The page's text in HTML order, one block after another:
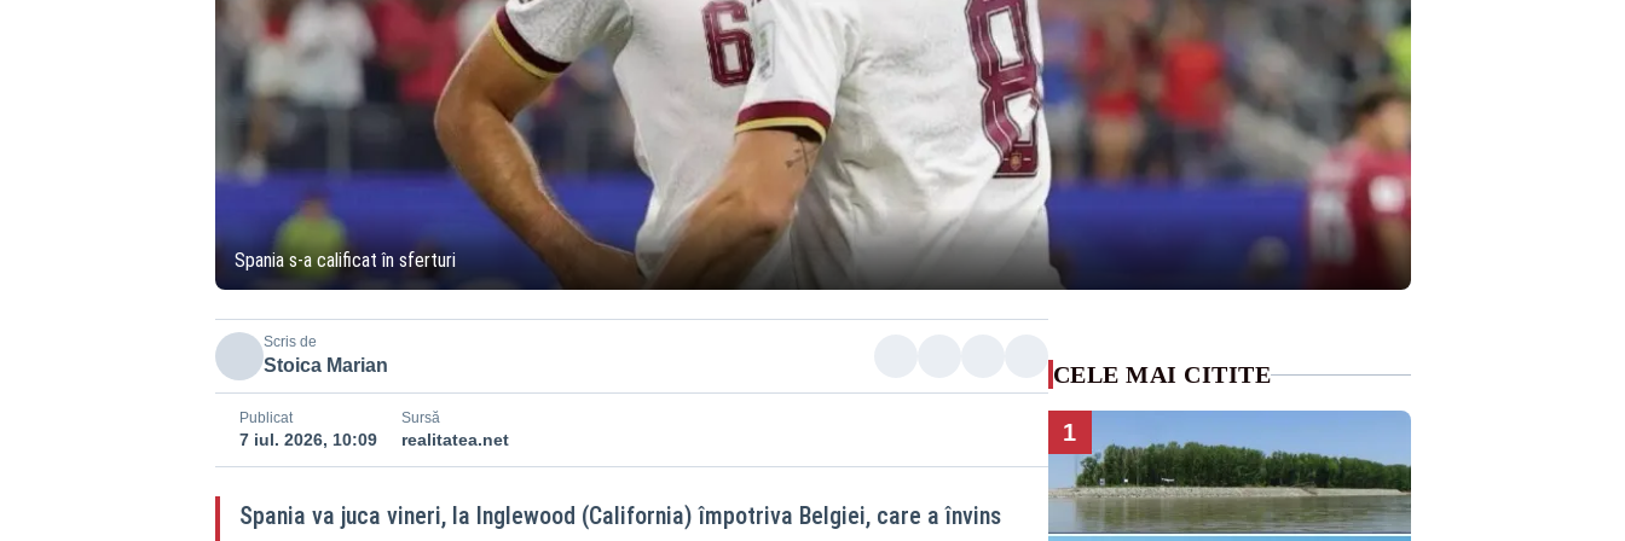
Spania s-a calificat în sferturi
Scris de
Stoica Marian
Publicat
7 iul. 2026, 10:09
Sursă
realitatea.net
Spania va juca vineri, la Inglewood (California) împotriva Belgiei, care a învins
CELE MAI CITITE
1